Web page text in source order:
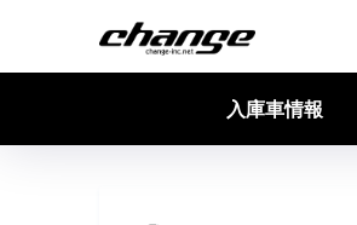
入庫車情報